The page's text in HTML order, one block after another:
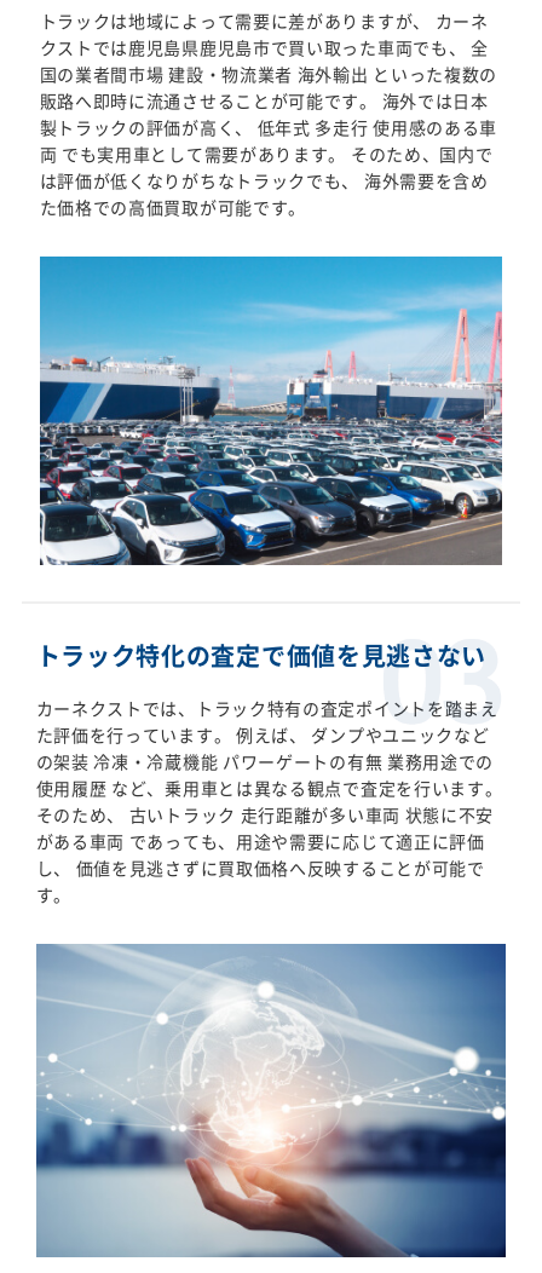
トラックは地域によって需要に差がありますが、 カーネ
クストでは鹿児島県鹿児島市で買い取った車両でも、 全
国の業者間市場 建設・物流業者 海外輸出 といった複数の
販路へ即時に流通させることが可能です。 海外では日本
製トラックの評価が高く、 低年式 多走行 使用感のある車
両 でも実用車として需要があります。 そのため、国内で
は評価が低くなりがちなトラックでも、 海外需要を含め
た価格での高価買取が可能です。
トラック特化の査定で価値を見逃さない
カーネクストでは、トラック特有の査定ポイントを踏まえ
た評価を行っています。 例えば、 ダンプやユニックなど
の架装 冷凍・冷蔵機能 パワーゲートの有無 業務用途での
使用履歴 など、乗用車とは異なる観点で査定を行います。
そのため、 古いトラック 走行距離が多い車両 状態に不安
がある車両 であっても、用途や需要に応じて適正に評価
し、 価値を見逃さずに買取価格へ反映することが可能で
す。